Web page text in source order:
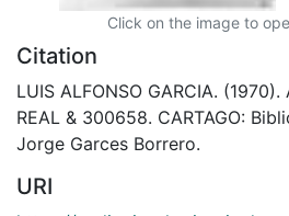
Click on the image to
Citation
LUIS ALFONSO GARCIA. (1970).
REAL & 300658. CARTAGO:
Jorge Garces Borrero.
URI